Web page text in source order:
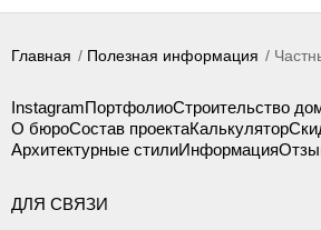
Главная Полезная информация
InstagramПортфолиоСтроительство
О бюроСостав проектаКалькулятор
Архитектурные стилиИнформация
ДЛЯ СВЯЗИ